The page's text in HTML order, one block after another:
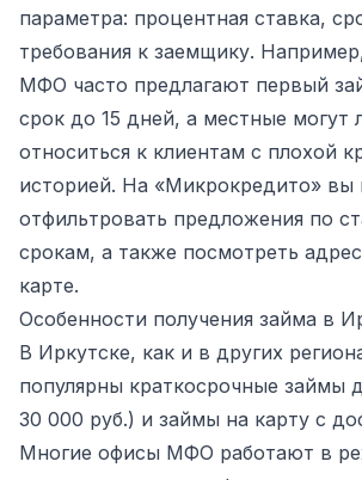
параметра: процентная ставка,
требования к заемщику.
МФО часто предлагают первый
срок до 15 дней, а местные могут
относиться к клиентам с плохой
историей. На «Микрокредито» вы
отфильтровать предложения по
срокам, а также посмотреть
карте.
Особенности получения займа в
В Иркутске, как и в других
популярны краткосрочные займы
30 000 руб.) и займы на карту с
Многие офисы МФО работают в